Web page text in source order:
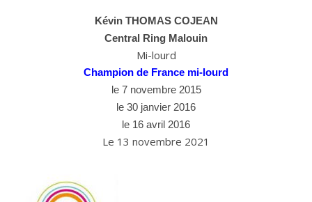
Kévin THOMAS COJEAN
Central Ring Malouin
Mi-lourd
Champion de France mi-lourd
le 7 novembre 2015
le 30 janvier 2016
le 16 avril 2016
Le 13 novembre 2021